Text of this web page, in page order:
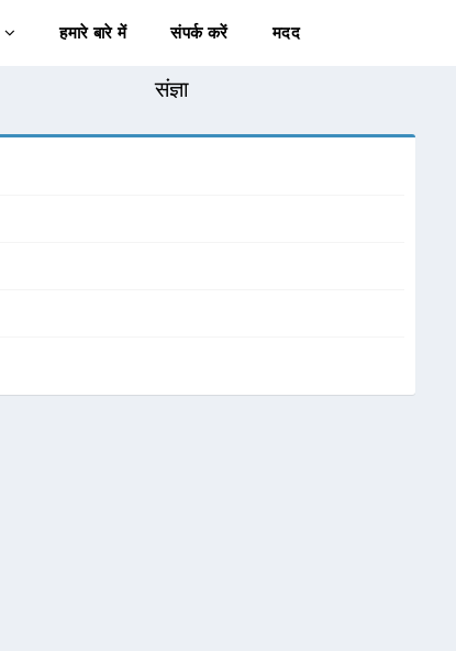
हमारे बारे में संपर्क करें मदद
संज्ञा